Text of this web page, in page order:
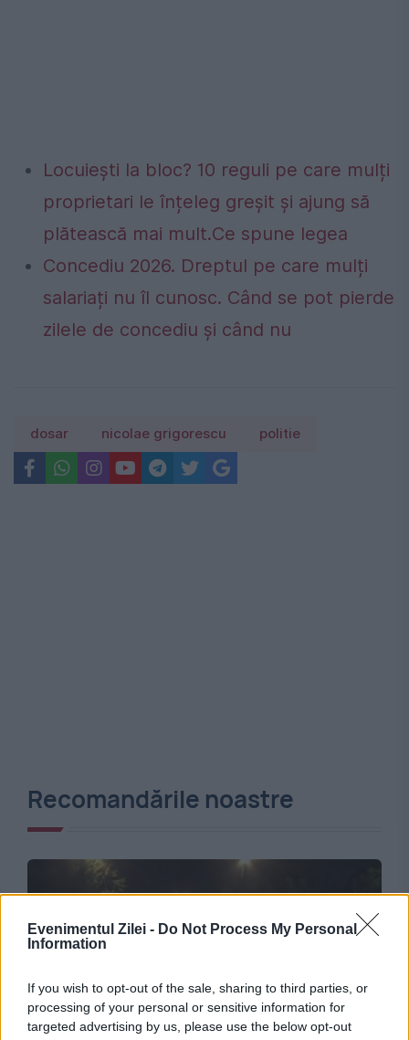
Evenimentul Zilei - Do Not Process My Personal
Information
If you wish to opt-out of the sale, sharing to third parties, or
processing of your personal or sensitive information for
targeted advertising by us, please use the below opt-out
Locuiești la bloc? 10 reguli pe care mulți
proprietari le înțeleg greșit și ajung să
plătească mai mult.Ce spune legea
Concediu 2026. Dreptul pe care mulți
salariați nu îl cunosc. Când se pot pierde
zilele de concediu și când nu
dosar nicolae grigorescu politie
Recomandările noastre